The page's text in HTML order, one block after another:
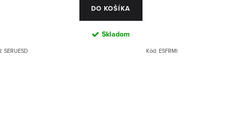
SERUESD
DO KOŠÍKA
Skladom
Kód: ESFRMI